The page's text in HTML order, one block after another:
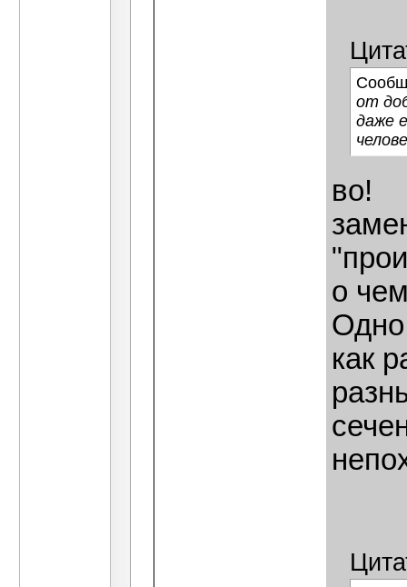
от
даже
во!
о
Одно
как